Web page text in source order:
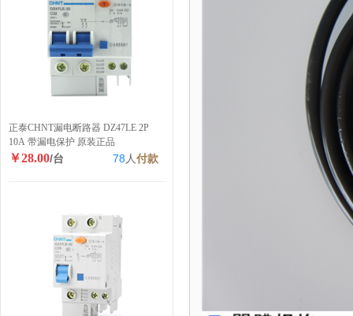
正泰CHNT漏电断路器 DZ47LE 2P
10A 带漏电保护 原装正品
￥28.00/台 78 人付款